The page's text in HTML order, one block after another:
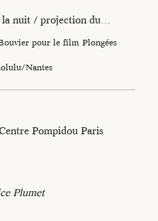
nuit / projection du…
pour le film Plongées
Nantes
Pompidou Paris
Plumet